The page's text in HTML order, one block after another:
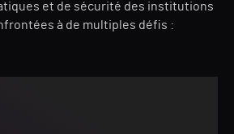
et de sécurité des institutions
à de multiples défis :